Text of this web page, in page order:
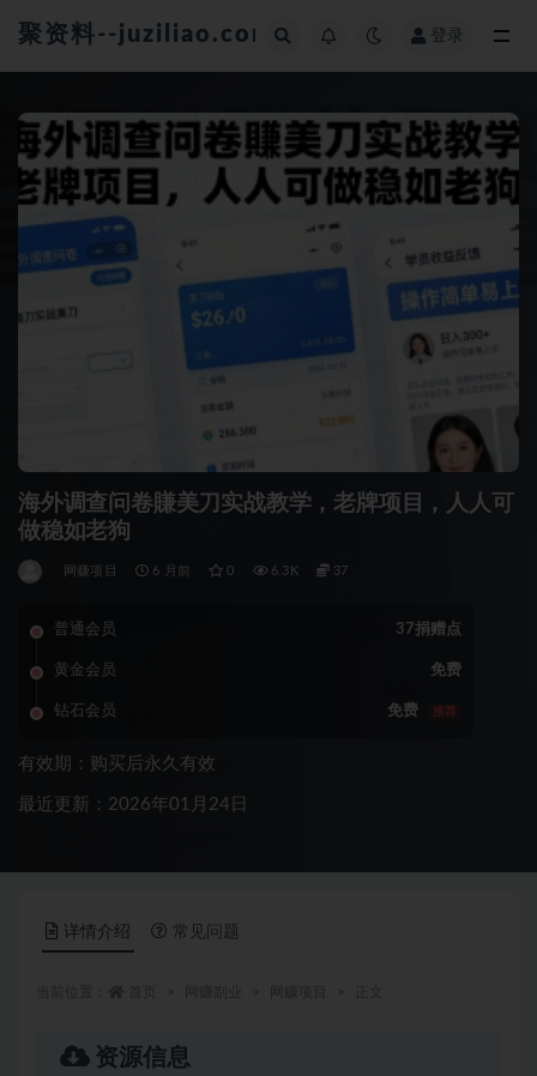
聚资料--juziliao.com--全网资料整合平台
登录
海外调查问卷賺美刀实战教学，老牌项目，人人可
做稳如老狗
网赚项目 6 月前 0 6.3K 37
普通会员 37捐赠点
黄金会员 免费
钻石会员 免费 推荐
有效期：购买后永久有效
最近更新：2026年01月24日
详情介绍 常见问题
资源信息